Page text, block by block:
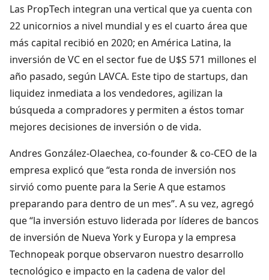
Las PropTech integran una vertical que ya cuenta con
22 unicornios a nivel mundial y es el cuarto área que
más capital recibió en 2020; en América Latina, la
inversión de VC en el sector fue de U$S 571 millones el
año pasado, según LAVCA. Este tipo de startups, dan
liquidez inmediata a los vendedores, agilizan la
búsqueda a compradores y permiten a éstos tomar
mejores decisiones de inversión o de vida.
Andres González-Olaechea, co-founder & co-CEO de la
empresa explicó que “esta ronda de inversión nos
sirvió como puente para la Serie A que estamos
preparando para dentro de un mes”. A su vez, agregó
que “la inversión estuvo liderada por líderes de bancos
de inversión de Nueva York y Europa y la empresa
Technopeak porque observaron nuestro desarrollo
tecnológico e impacto en la cadena de valor del